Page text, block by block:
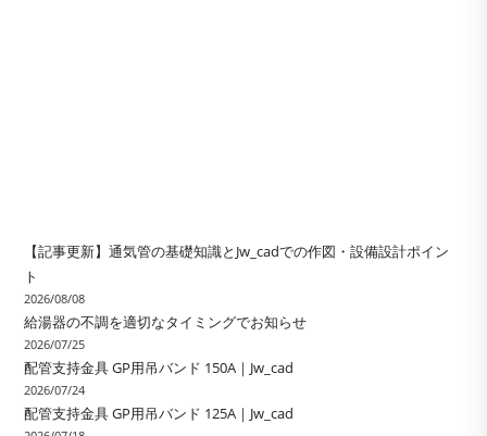
【記事更新】通気管の基礎知識とJw_cadでの作図・設備設計ポイン
ト
2026/08/08
給湯器の不調を適切なタイミングでお知らせ
2026/07/25
配管支持金具 GP用吊バンド 150A｜Jw_cad
2026/07/24
配管支持金具 GP用吊バンド 125A｜Jw_cad